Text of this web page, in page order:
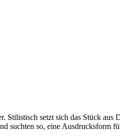
Stilistisch setzt sich das Stück aus
suchten so, eine Ausdrucksform